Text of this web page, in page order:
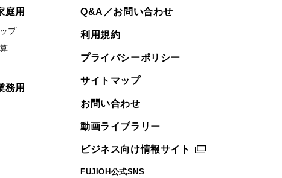
庭用
プ
務用
Q&A／お問い合わせ
利用規約
プライバシーポリシー
サイトマップ
お問い合わせ
動画ライブラリー
ビジネス向け情報サイト
FUJIOH公式SNS